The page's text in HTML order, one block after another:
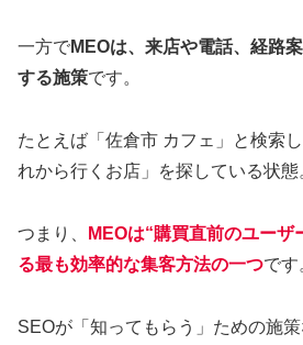
一方でMEOは、来店や電話、経路
する施策です。
たとえば「佐倉市 カフェ」と検索
れから行くお店」を探している状態
つまり、
MEOは“購買直前のユーザ
る最も効率的な集客方法の一つです
SEOが「知ってもらう」ための施策